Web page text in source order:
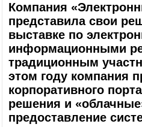
Компания
представила свои
выставке по
информационными
традиционным
этом году компания
корпоративного
решения и
предоставление